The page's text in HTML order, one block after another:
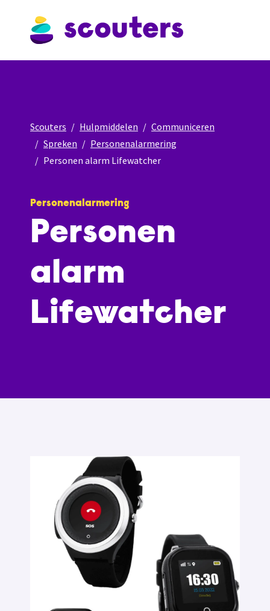
Scouters Hulpmiddelen
Communiceren
Spreken
Personenalarmering
Personen alarm Lifewatcher
Personenalarmering
Personen
alarm
Lifewatcher